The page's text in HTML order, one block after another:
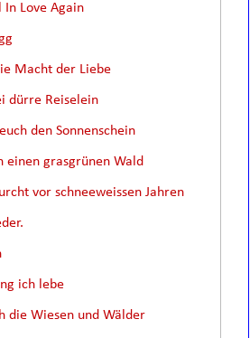
In Love Again
Macht der Liebe
dürre Reiselein
den Sonnenschein
einen grasgrünen Wald
vor schneeweissen Jahren
ich lebe
die Wiesen und Wälder